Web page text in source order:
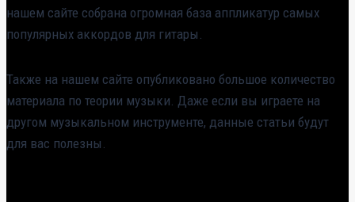
нашем сайте собрана огромная база аппликатур самых
популярных аккордов для гитары.
Также на нашем сайте опубликовано большое количество
материала по теории музыки. Даже если вы играете на
другом музыкальном инструменте, данные статьи будут
для вас полезны.